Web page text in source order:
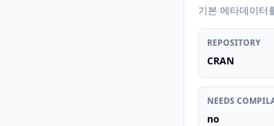
기본 메타데이터
REPOSITORY
CRAN
NEEDS
no